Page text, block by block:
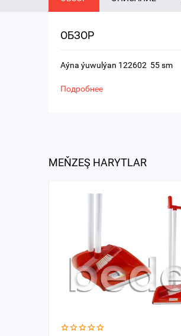
ОБЗОР
Aýna ýuwulýan 122602 55 sm
Подробнее
MEŇZEŞ HARYTLAR